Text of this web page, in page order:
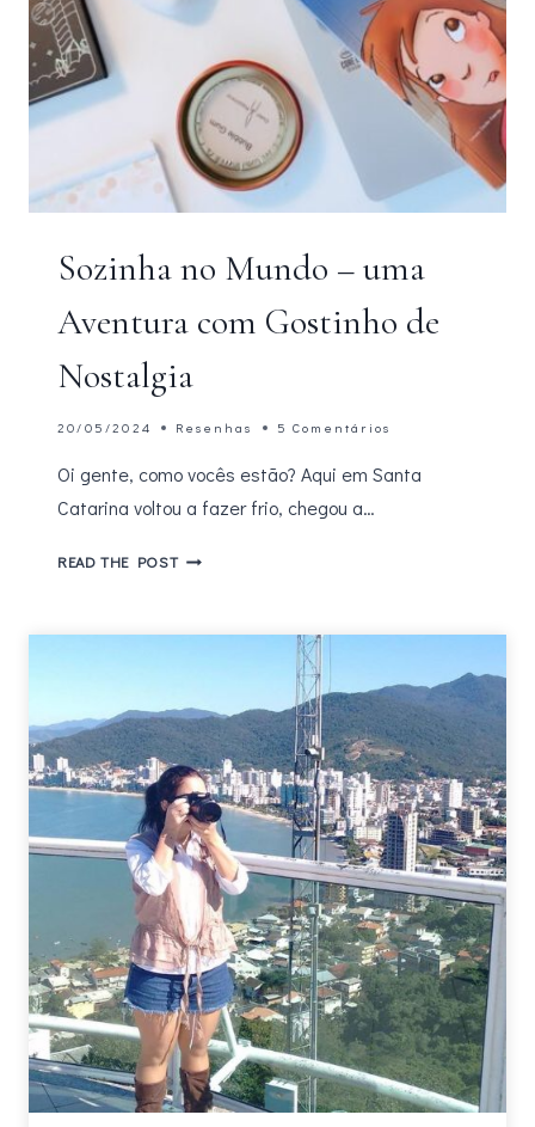
Sozinha no Mundo – uma
Aventura com Gostinho de
Nostalgia
20/05/2024 Resenhas 5 Comentários
Oi gente, como vocês estão? Aqui em Santa
Catarina voltou a fazer frio, chegou a…
READ THE POSTSOZINHA
–
COM
GOSTINHO
DE
NOSTALGIA